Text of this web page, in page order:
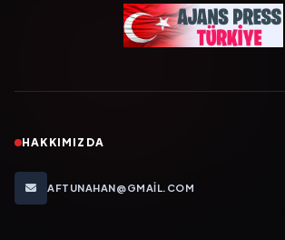
HAKKIMIZDA
AFTUNAHAN@GMAIL.COM